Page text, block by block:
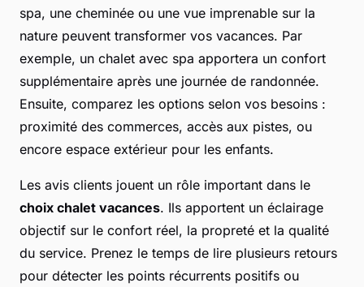
spa, une cheminée ou une vue imprenable sur la
nature peuvent transformer vos vacances. Par
exemple, un chalet avec spa apportera un confort
supplémentaire après une journée de randonnée.
Ensuite, comparez les options selon vos besoins :
proximité des commerces, accès aux pistes, ou
encore espace extérieur pour les enfants.
Les avis clients jouent un rôle important dans le
choix chalet vacances. Ils apportent un éclairage
objectif sur le confort réel, la propreté et la qualité
du service. Prenez le temps de lire plusieurs retours
pour détecter les points récurrents positifs ou